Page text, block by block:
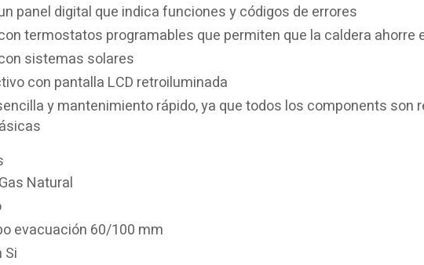
panel digital que indica funciones y códigos de errores
termostatos programables que permiten que la caldera ahorre
sistemas solares
con pantalla LCD retroiluminada
y mantenimiento rápido, ya que todos los components son
Natural
evacuación 60/100 mm
Si